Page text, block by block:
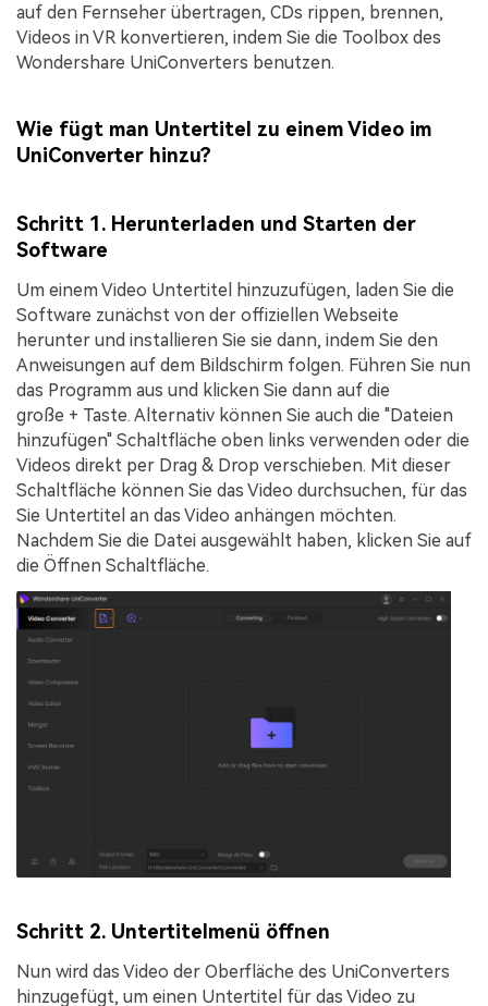
auf den Fernseher übertragen, CDs rippen, brennen,
Videos in VR konvertieren, indem Sie die Toolbox des
Wondershare UniConverters benutzen.
Wie fügt man Untertitel zu einem Video im
UniConverter hinzu?
Schritt 1. Herunterladen und Starten der
Software
Um einem Video Untertitel hinzuzufügen, laden Sie die
Software zunächst von der offiziellen Webseite
herunter und installieren Sie sie dann, indem Sie den
Anweisungen auf dem Bildschirm folgen. Führen Sie nun
das Programm aus und klicken Sie dann auf die
große + Taste. Alternativ können Sie auch die "Dateien
hinzufügen" Schaltfläche oben links verwenden oder die
Videos direkt per Drag & Drop verschieben. Mit dieser
Schaltfläche können Sie das Video durchsuchen, für das
Sie Untertitel an das Video anhängen möchten.
Nachdem Sie die Datei ausgewählt haben, klicken Sie auf
die Öffnen Schaltfläche.
Schritt 2. Untertitelmenü öffnen
Nun wird das Video der Oberfläche des UniConverters
hinzugefügt, um einen Untertitel für das Video zu